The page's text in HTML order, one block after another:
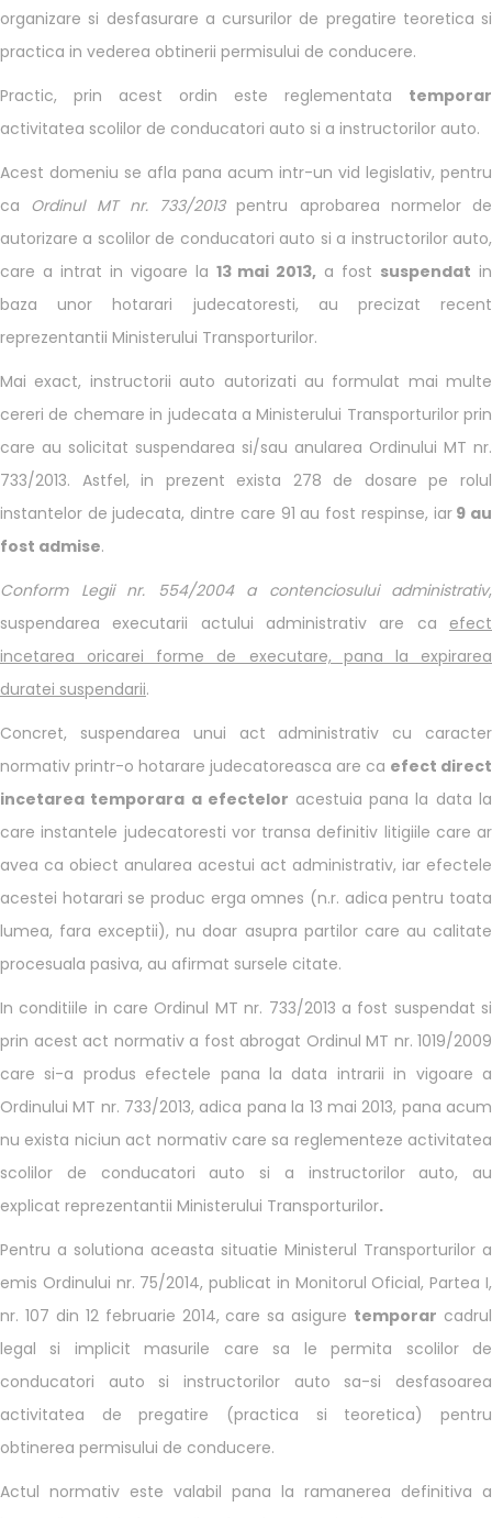
organizare si desfasurare a cursurilor de pregatire teoretica si
practica in vederea obtinerii permisului de conducere.
Practic, prin acest ordin este reglementata temporar
activitatea scolilor de conducatori auto si a instructorilor auto.
Acest domeniu se afla pana acum intr-un vid legislativ, pentru
ca Ordinul MT nr. 733/2013pentru aprobarea normelor de
autorizare a scolilor de conducatori auto si a instructorilor auto,
care a intrat in vigoare la 13 mai 2013, a fost suspendat in
baza unor hotarari judecatoresti, au precizat recent
reprezentantii Ministerului Transporturilor.
Mai exact, instructorii auto autorizati au formulat mai multe
cereri de chemare in judecata a Ministerului Transporturilor prin
care au solicitat suspendarea si/sau anularea Ordinului MT nr.
733/2013. Astfel, in prezent exista 278 de dosare pe rolul
instantelor de judecata, dintre care 91 au fost respinse, iar9 au
fost admise.
Conform Legii nr. 554/2004 a contenciosului administrativ,
suspendarea executarii actului administrativ are ca efect
incetarea oricarei forme de executare, pana la expirarea
duratei suspendarii.
Concret, suspendarea unui act administrativ cu caracter
normativ printr-o hotarare judecatoreasca are ca efect direct
incetarea temporara a efectelor acestuia pana la data la
care instantele judecatoresti vor transa definitiv litigiile care ar
avea ca obiect anularea acestui act administrativ, iar efectele
acestei hotarari se produc erga omnes (n.r. adica pentru toata
lumea, fara exceptii), nu doar asupra partilor care au calitate
procesuala pasiva, au afirmat sursele citate.
In conditiile in care Ordinul MT nr. 733/2013 a fost suspendat si
prin acest act normativ a fost abrogat Ordinul MT nr. 1019/2009
care si-a produs efectele pana la data intrarii in vigoare a
Ordinului MT nr. 733/2013, adica pana la 13 mai 2013, pana acum
nu exista niciun act normativ care sa reglementeze activitatea
scolilor de conducatori auto si a instructorilor auto, au
explicat reprezentantii Ministerului Transporturilor.
Pentru a solutiona aceasta situatie Ministerul Transporturilor a
emis Ordinului nr. 75/2014, publicat in Monitorul Oficial, Partea I,
nr. 107 din 12 februarie 2014, care sa asigure temporar cadrul
legal si implicit masurile care sa le permita scolilor de
conducatori auto si instructorilor auto sa-si desfasoarea
activitatea de pregatire (practica si teoretica) pentru
obtinerea permisului de conducere.
Actul normativ este valabil pana la ramanerea definitiva a